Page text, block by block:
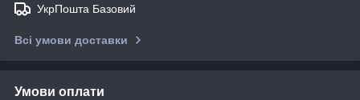
УкрПошта Базовий
Всі умови доставки
Умови оплати